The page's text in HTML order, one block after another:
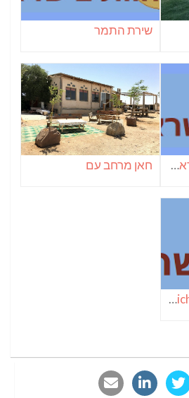
שירת התמר
מרכז מבקרים חלב בראשית חאן מרחב עם
חוות אל היען – ElHayaen Ostrich Farm